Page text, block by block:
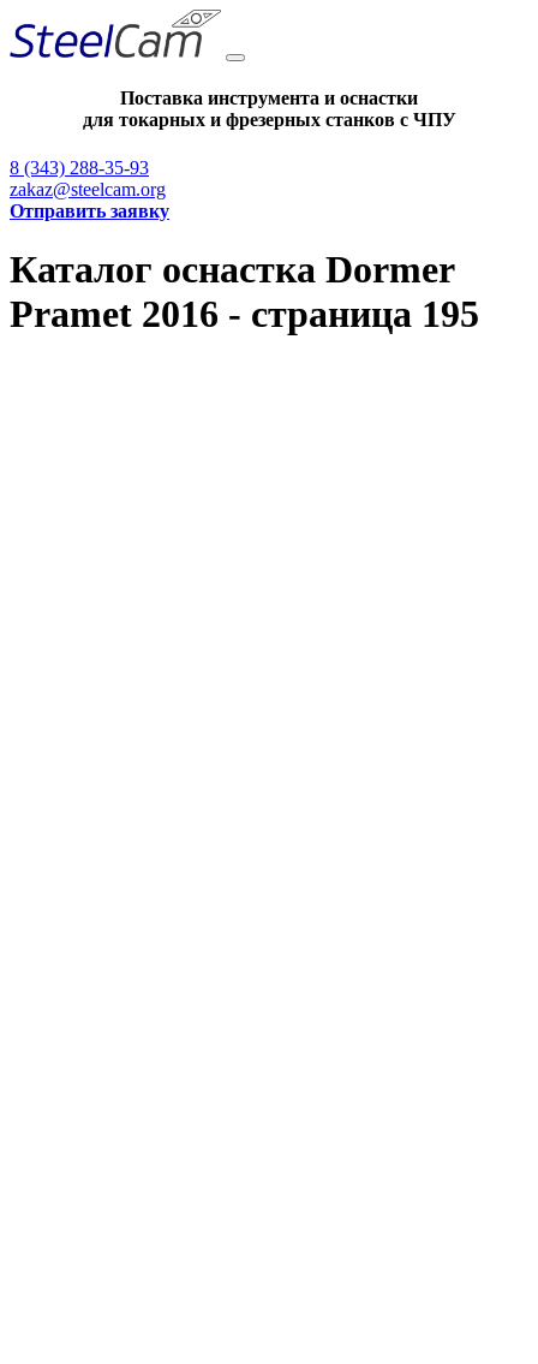
Поставка инструмента и оснастки
для токарных и фрезерных станков с ЧПУ
8 (343) 288-35-93
zakaz@steelcam.org
Отправить заявку
Каталог оснастка Dormer
Pramet 2016 - страница 195